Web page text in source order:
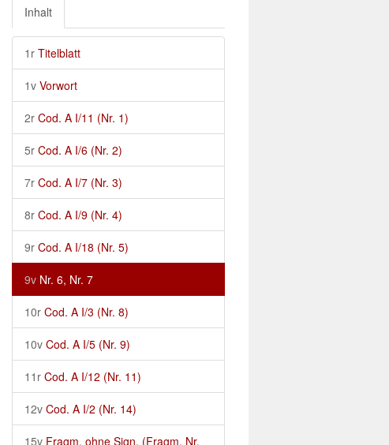
Inhalt
1r Titelblatt
1v Vorwort
2r Cod. A I/11 (Nr. 1)
5r Cod. A I/6 (Nr. 2)
7r Cod. A I/7 (Nr. 3)
8r Cod. A I/9 (Nr. 4)
9r Cod. A I/18 (Nr. 5)
9v Nr. 6, Nr. 7
10r Cod. A I/3 (Nr. 8)
10v Cod. A I/5 (Nr. 9)
11r Cod. A I/12 (Nr. 11)
12v Cod. A I/2 (Nr. 14)
15v Fragm. ohne Sign. (Fragm. Nr.